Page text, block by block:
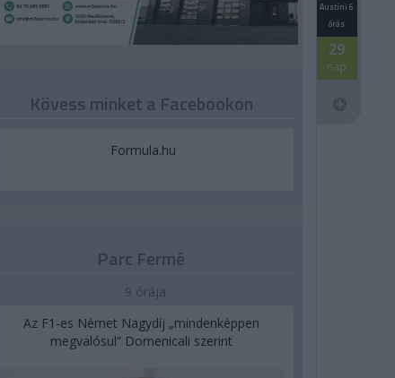
Austini 6
órás
29
nap
Kövess minket a Facebookon
Formula.hu
Parc Fermé
9 órája
Az F1-es Német Nagydíj „mindenképpen
megvalósul” Domenicali szerint